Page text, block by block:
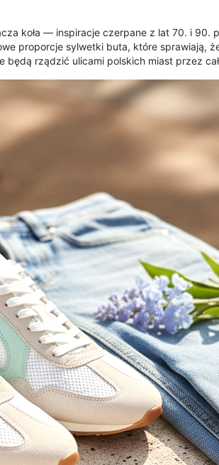
koła — inspiracje czerpane z lat 70. i 90.
proporcje sylwetki buta, które sprawiają,
rządzić ulicami polskich miast przez